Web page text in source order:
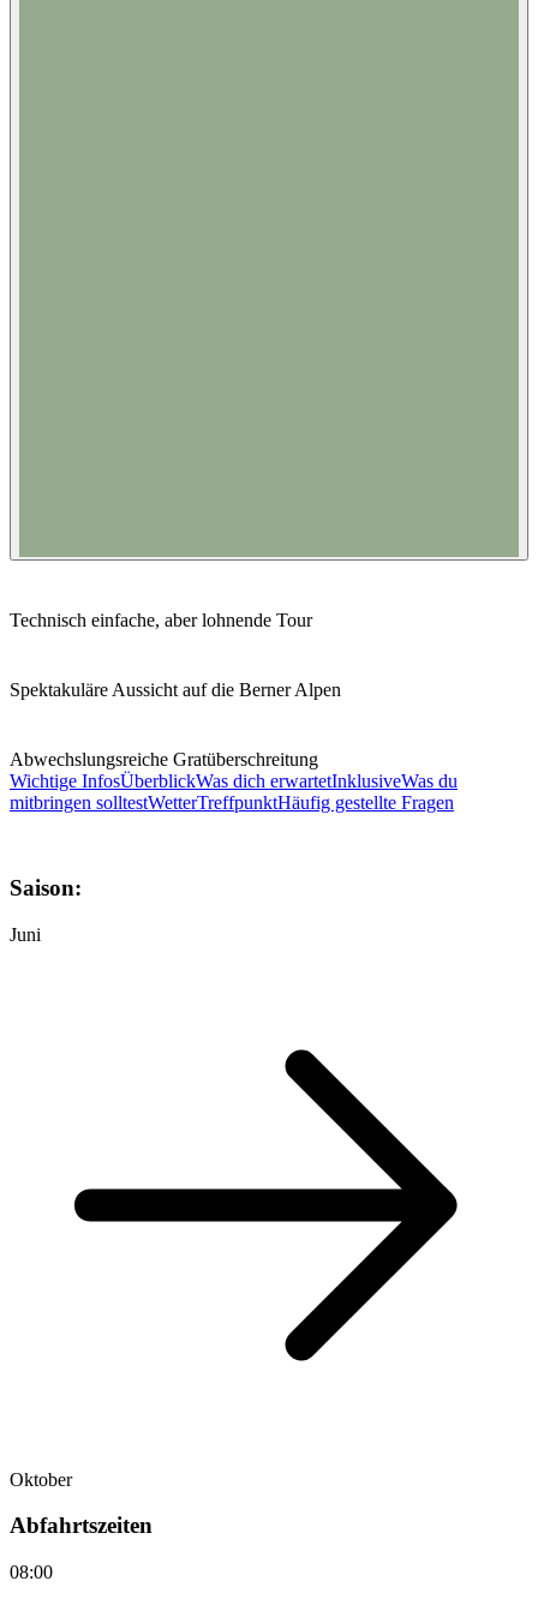
Technisch einfache, aber lohnende Tour
Spektakuläre Aussicht auf die Berner Alpen
Abwechslungsreiche Gratüberschreitung
Wichtige InfosÜberblickWas dich erwartetInklusiveWas du
mitbringen solltestWetterTreffpunktHäufig gestellte Fragen
Saison:
Juni
Oktober
Abfahrtszeiten
08:00